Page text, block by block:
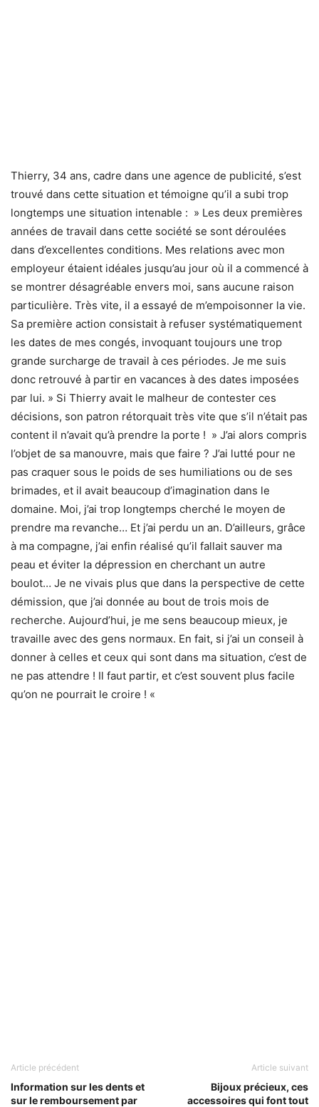
Thierry, 34 ans, cadre dans une agence de publicité, s’est
trouvé dans cette situation et témoigne qu’il a subi trop
longtemps une situation intenable : » Les deux premières
années de travail dans cette société se sont déroulées
dans d’excellentes conditions. Mes relations avec mon
employeur étaient idéales jusqu’au jour où il a commencé à
se montrer désagréable envers moi, sans aucune raison
particulière. Très vite, il a essayé de m’empoisonner la vie.
Sa première action consistait à refuser systématiquement
les dates de mes congés, invoquant toujours une trop
grande surcharge de travail à ces périodes. Je me suis
donc retrouvé à partir en vacances à des dates imposées
par lui. » Si Thierry avait le malheur de contester ces
décisions, son patron rétorquait très vite que s’il n’était pas
content il n’avait qu’à prendre la porte ! » J’ai alors compris
l’objet de sa manouvre, mais que faire ? J’ai lutté pour ne
pas craquer sous le poids de ses humiliations ou de ses
brimades, et il avait beaucoup d’imagination dans le
domaine. Moi, j’ai trop longtemps cherché le moyen de
prendre ma revanche… Et j’ai perdu un an. D’ailleurs, grâce
à ma compagne, j’ai enfin réalisé qu’il fallait sauver ma
peau et éviter la dépression en cherchant un autre
boulot… Je ne vivais plus que dans la perspective de cette
démission, que j’ai donnée au bout de trois mois de
recherche. Aujourd’hui, je me sens beaucoup mieux, je
travaille avec des gens normaux. En fait, si j’ai un conseil à
donner à celles et ceux qui sont dans ma situation, c’est de
ne pas attendre ! Il faut partir, et c’est souvent plus facile
qu’on ne pourrait le croire ! «
Article précédent
Information sur les dents et
sur le remboursement par
Article suivant
Bijoux précieux, ces
accessoires qui font tout